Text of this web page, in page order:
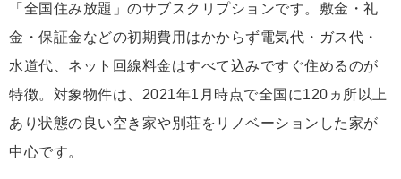
「全国住み放題」のサブスクリプションです。敷金・礼
金・保証金などの初期費用はかからず電気代・ガス代・
水道代、ネット回線料金はすべて込みですぐ住めるのが
特徴。対象物件は、2021年1月時点で全国に120ヵ所以上
あり状態の良い空き家や別荘をリノベーションした家が
中心です。